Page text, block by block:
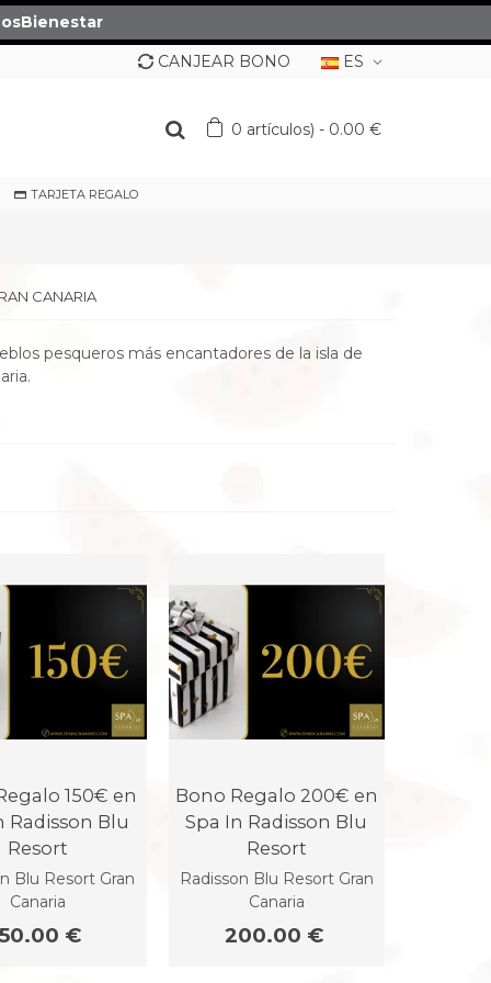
ES
CANJEAR BONO
0 artículos) - 0.00 €
TARJETA REGALO
CANARIA
pesqueros más encantadores de la isla de
150€ en
Radisson Blu
Resort
Blu Resort Gran
Canaria
€
Bono Regalo 200€ en
Spa In Radisson Blu
Resort
Radisson Blu Resort Gran
Canaria
200.00 €